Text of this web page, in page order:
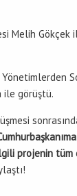
Melih Gökçek
ile görüştü.
projenin tüm